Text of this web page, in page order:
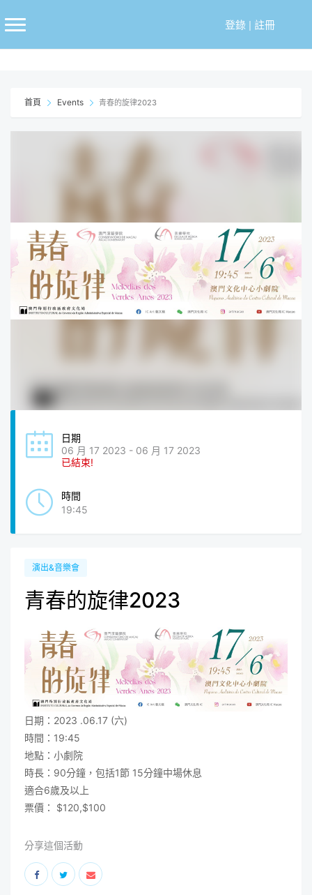
至
登錄| 註冊
首頁 Events 青春的旋律2023
日期
06 月 17 2023 - 06 月 17 2023
已結束!
時間
19:45
演出&音樂會
青春的旋律2023
日期：2023 .06.17 (六)
時間：19:45
地點：小劇院
時長：90分鐘，包括1節 15分鐘中場休息
適合6歲及以上
票價： $120,$100
分享這個活動